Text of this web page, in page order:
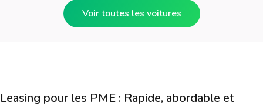
Voir toutes les voitures
Leasing pour les PME : Rapide, abordable et